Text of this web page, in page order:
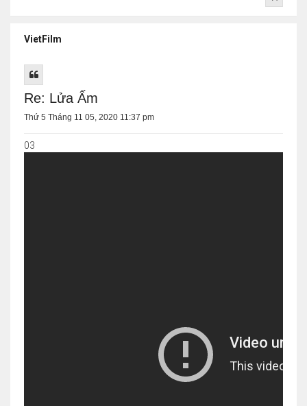
VietFilm
Re: Lửa Ấm
Thứ 5 Tháng 11 05, 2020 11:37 pm
03